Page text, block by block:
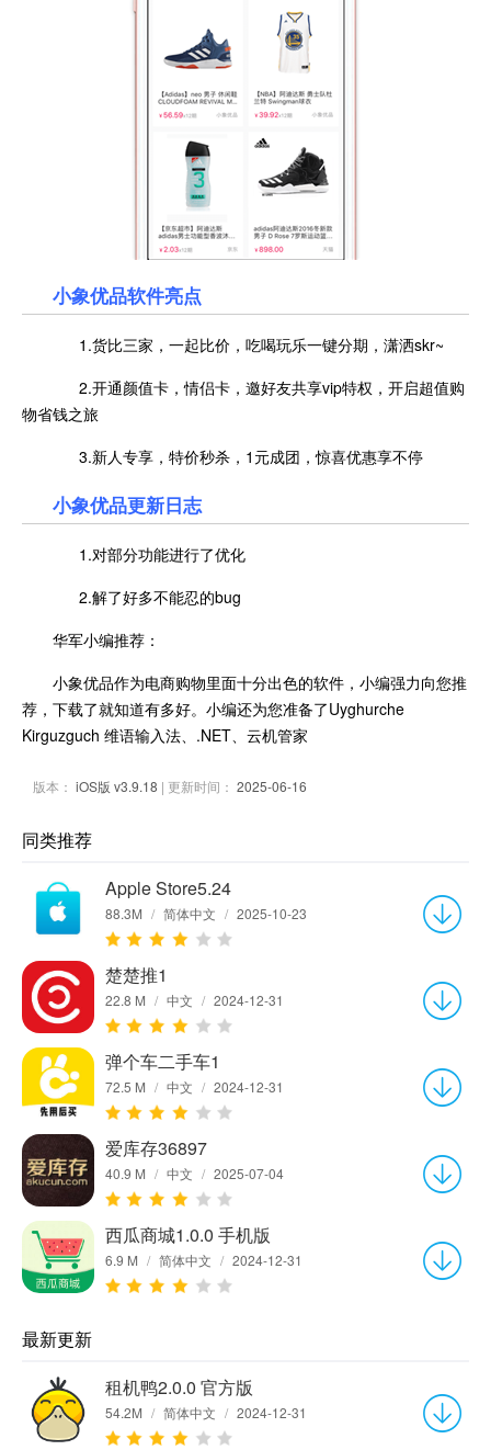
小象优品软件亮点
1.货比三家，一起比价，吃喝玩乐一键分期，潇洒skr~
2.开通颜值卡，情侣卡，邀好友共享vip特权，开启超值购
物省钱之旅
3.新人专享，特价秒杀，1元成团，惊喜优惠享不停
小象优品更新日志
1.对部分功能进行了优化
2.解了好多不能忍的bug
华军小编推荐：
小象优品作为电商购物里面十分出色的软件，小编强力向您推
荐，下载了就知道有多好。小编还为您准备了Uyghurche
Kirguzguch 维语输入法、.NET、云机管家
版本： iOS版 v3.9.18 | 更新时间： 2025-06-16
同类推荐
Apple Store5.24
88.3M / 简体中文 / 2025-10-23
楚楚推1
22.8 M / 中文 / 2024-12-31
弹个车二手车1
72.5 M / 中文 / 2024-12-31
爱库存36897
40.9 M / 中文 / 2025-07-04
西瓜商城1.0.0 手机版
6.9 M / 简体中文 / 2024-12-31
最新更新
租机鸭2.0.0 官方版
54.2M / 简体中文 / 2024-12-31